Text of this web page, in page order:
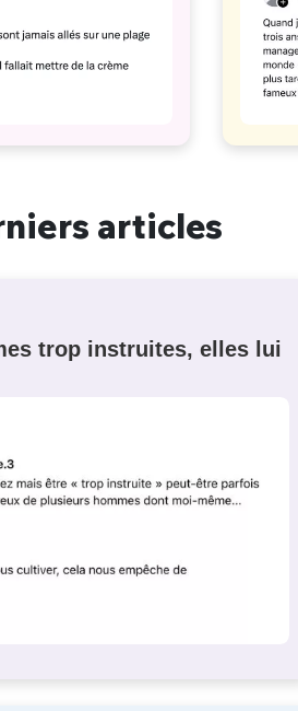
articles
trop instruites, elles lui